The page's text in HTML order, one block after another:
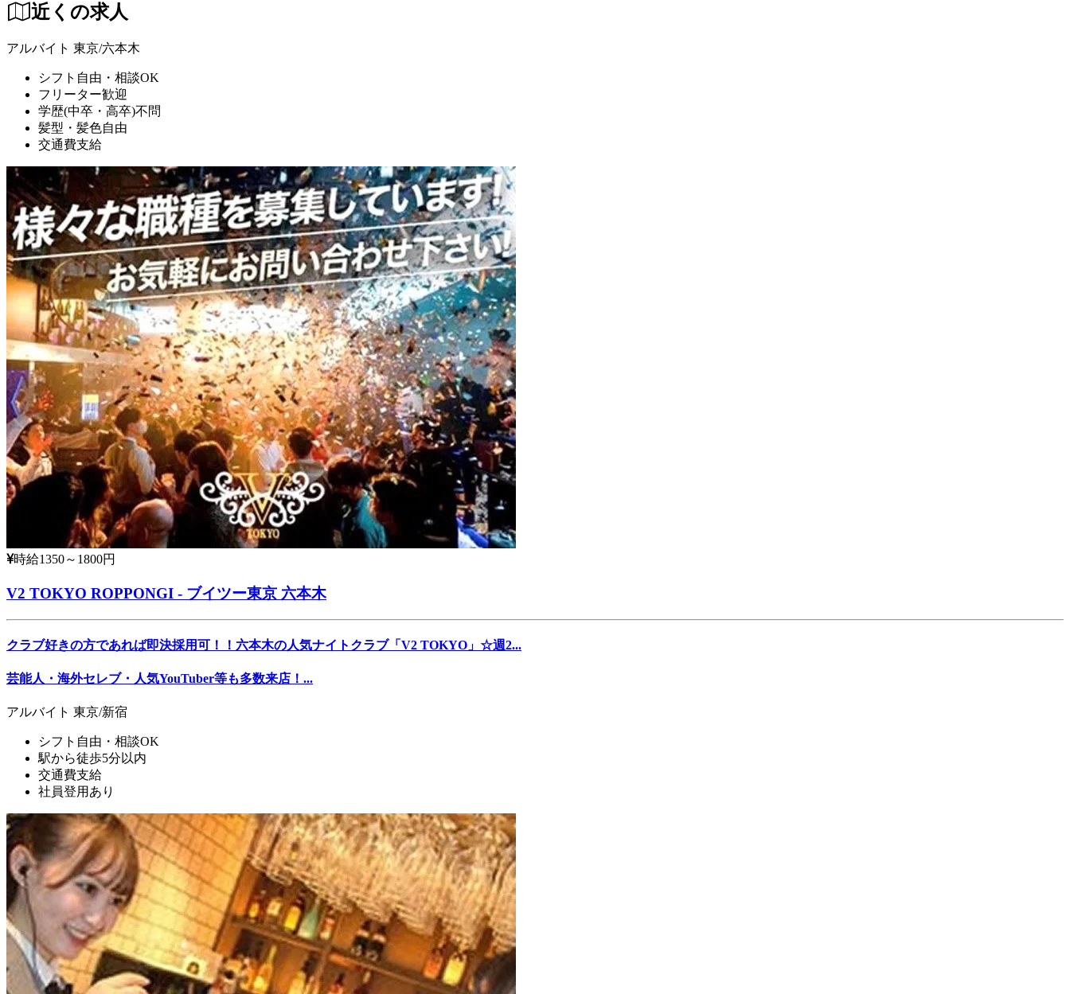
近くの求人
アルバイト 東京/六本木
シフト自由・相談OK
フリーター歓迎
学歴(中卒・高卒)不問
髪型・髪色自由
交通費支給
時給1350～1800円
V2 TOKYO ROPPONGI - ブイツー東京 六本木
クラブ好きの方であれば即決採用可！！六本木の人気ナイトクラブ「V2 TOKYO」☆週2...
芸能人・海外セレブ・人気YouTuber等も多数来店！...
アルバイト 東京/新宿
シフト自由・相談OK
駅から徒歩5分以内
交通費支給
社員登用あり